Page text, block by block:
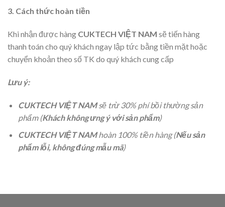
3. Cách thức hoàn tiền
Khi nhận được hàng CUKTECH VIỆT NAM sẽ tiến hàng
thanh toán cho quý khách ngay lập tức bằng tiền mặt hoặc
chuyển khoản theo số TK do quý khách cung cấp
Lưu ý:
CUKTECH VIỆT NAMsẽ trừ 30% phí bồi thường sản
phẩm (Khách không ưng ý với sản phẩm)
CUKTECH VIỆT NAMhoàn 100% tiền hàng (Nếu sản
phẩm lỗi, không đúng mẫu mã)